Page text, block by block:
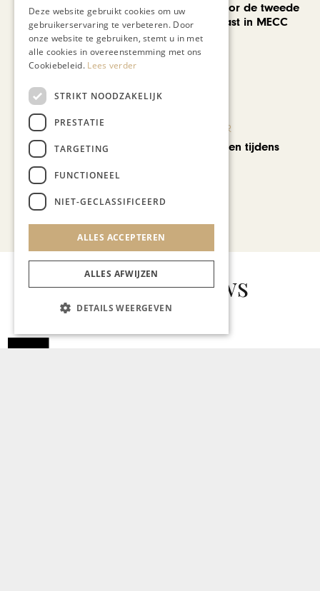
EuropArtFair voor de tweede
keer op rij te gast in MECC
Maastricht
KUNST & CULTUUR
Wereldse beelden tijdens
Gerelateerd nieuws
Deze website gebruikt cookies om uw
gebruikerservaring te verbeteren. Door
onze website te gebruiken, stemt u in met
alle cookies in overeenstemming met ons
Cookiebeleid. Lees verder
STRIKT NOODZAKELIJK
PRESTATIE
TARGETING
FUNCTIONEEL
NIET-GECLASSIFICEERD
ALLES ACCEPTEREN
ALLES AFWIJZEN
DETAILS WEERGEVEN